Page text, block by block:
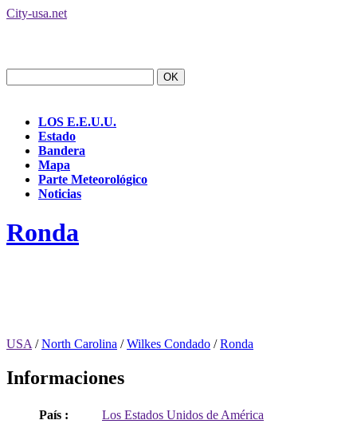
City-usa.net
LOS E.E.U.U.
Estado
Bandera
Mapa
Parte Meteorológico
Noticias
Ronda
USA /North Carolina /Wilkes Condado /Ronda
Informaciones
País :
Los Estados Unidos de América